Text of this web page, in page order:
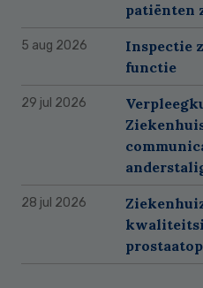
patiënten
5 aug 2026
Inspectie
functie
29 jul 2026
28 jul 2026